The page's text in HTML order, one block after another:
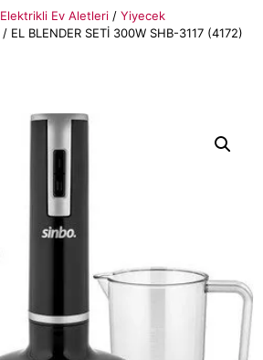
Elektrikli Ev Aletleri / Yiyecek
/ EL BLENDER SETİ 300W SHB-3117 (4172)